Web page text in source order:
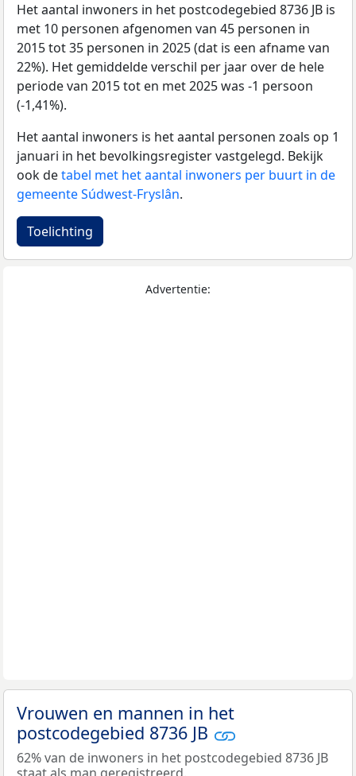
Het aantal inwoners in het postcodegebied 8736 JB is
met 10 personen afgenomen van 45 personen in
2015 tot 35 personen in 2025 (dat is een afname van
22%). Het gemiddelde verschil per jaar over de hele
periode van 2015 tot en met 2025 was -1 persoon
(-1,41%).
Het aantal inwoners is het aantal personen zoals op 1
januari in het bevolkingsregister vastgelegd. Bekijk
ook detabel met het aantal inwoners per buurt in de
gemeente Súdwest-Fryslân.
Toelichting
Advertentie:
Vrouwen en mannen in het
postcodegebied 8736 JB
62% van de inwoners in het postcodegebied 8736 JB